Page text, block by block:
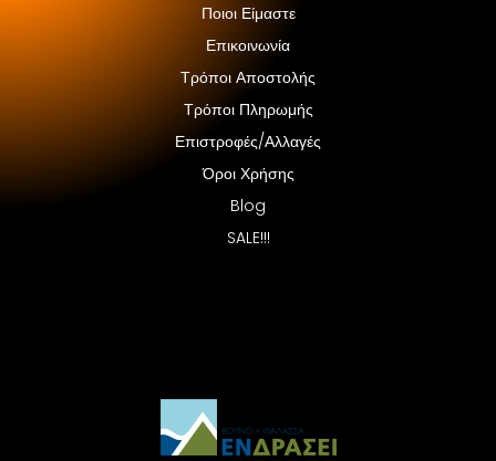
Ποιοι Είμαστε
Επικοινωνία
Τρόποι Αποστολής
Τρόποι Πληρωμής
Επιστροφές/Αλλαγές
Όροι Χρήσης
Blog
SALE!!!